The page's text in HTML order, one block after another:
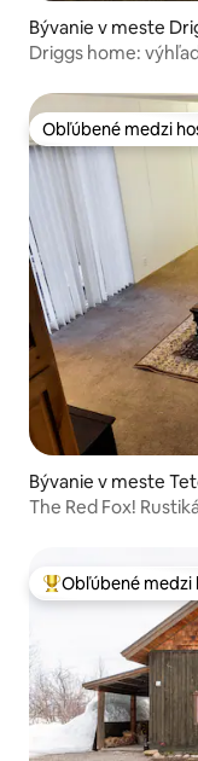
Bývanie v meste
Driggs home:
Obľúbené medzi
Obľúbené medzi
Bývanie v meste
The Red Fox!
Najobľúbenejšie
Obľúbené medzi